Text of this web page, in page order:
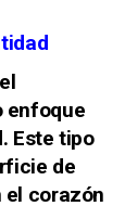
enfoque
Este tipo
de
el corazón